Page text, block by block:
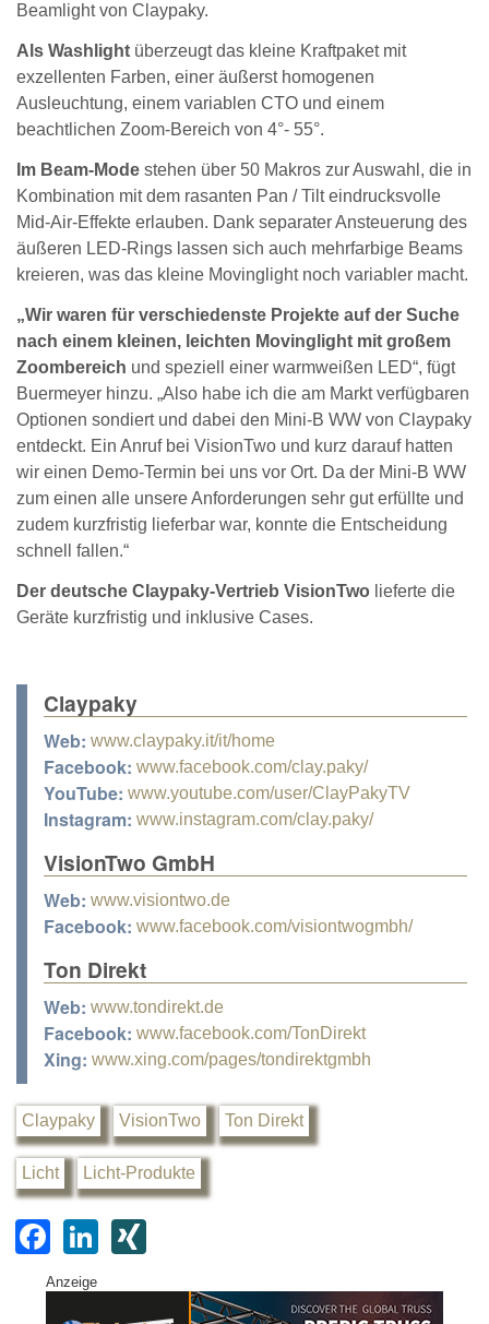
Beamlight von Claypaky.
Als Washlight überzeugt das kleine Kraftpaket mit
exzellenten Farben, einer äußerst homogenen
Ausleuchtung, einem variablen CTO und einem
beachtlichen Zoom-Bereich von 4°- 55°.
Im Beam-Mode stehen über 50 Makros zur Auswahl, die in
Kombination mit dem rasanten Pan / Tilt eindrucksvolle
Mid-Air-Effekte erlauben. Dank separater Ansteuerung des
äußeren LED-Rings lassen sich auch mehrfarbige Beams
kreieren, was das kleine Movinglight noch variabler macht.
„Wir waren für verschiedenste Projekte auf der Suche
nach einem kleinen, leichten Movinglight mit großem
Zoombereich und speziell einer warmweißen LED“, fügt
Buermeyer hinzu. „Also habe ich die am Markt verfügbaren
Optionen sondiert und dabei den Mini-B WW von Claypaky
entdeckt. Ein Anruf bei VisionTwo und kurz darauf hatten
wir einen Demo-Termin bei uns vor Ort. Da der Mini-B WW
zum einen alle unsere Anforderungen sehr gut erfüllte und
zudem kurzfristig lieferbar war, konnte die Entscheidung
schnell fallen.“
Der deutsche Claypaky-Vertrieb VisionTwo lieferte die
Geräte kurzfristig und inklusive Cases.
Claypaky
Web: www.claypaky.it/it/home
Facebook: www.facebook.com/clay.paky/
YouTube: www.youtube.com/user/ClayPakyTV
Instagram: www.instagram.com/clay.paky/
VisionTwo GmbH
Web: www.visiontwo.de
Facebook: www.facebook.com/visiontwogmbh/
Ton Direkt
Web: www.tondirekt.de
Facebook: www.facebook.com/TonDirekt
Xing: www.xing.com/pages/tondirektgmbh
Claypaky VisionTwo Ton Direkt
Licht Licht-Produkte
F
a
c
Li
k
G
Anzeige